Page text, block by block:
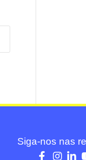
Siga-nos nas